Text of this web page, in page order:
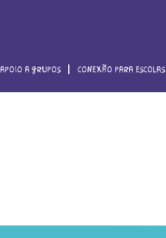
apoio a grupos conexão para escolas